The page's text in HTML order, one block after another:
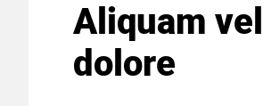
Aliquam
dolore